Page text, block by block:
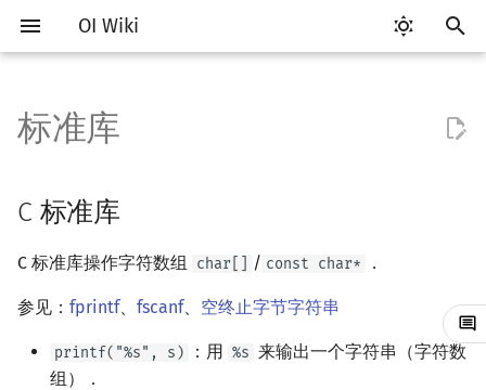
OI Wiki
入
以
搜
索
Getting Started
关于本项目
如何参与
OI Wiki 不是什么
格式手册
比赛相关简介
赛事
题型
学习路线
学习资源
常见错误
常见技巧
工具软件简介
代码编辑工具
VS Code
Atom
Eclipse
评测工具 Cena
CCR Plus
Lemon
命令行
命令行编译与调试
Generator
Validator
Interactor
语言基础简介
C++ 基础
变量
运算
流程控制语句
C++ 标准库 STL 算法
bitset
string
C++ 进阶
值类别
重载运算符
引用
C++ 与其他常用语言的区别
算法基础简介
复杂度
枚举
模拟
递归 & 分治
冒泡排序
插入排序
计数排序
搜索部分简介
DFS（搜索）
BFS（搜索）
双向搜索
启发式搜索
动态规划部分简介
动态规划基础
记忆化搜索
背包 DP
区间 DP
斜率优化
四边形不等式优化
Slope Trick 优化
C 标准库
C++ 标准库
后缀数组简介
最优原地后缀排序算法
数学部分简介
布尔代数
数字系统 平衡三进制
格雷码
位操作
二进制集合操作
素数
最大公约数
欧拉函数
快速傅里叶变换
快速数论变换
快速沃尔什变换
容斥原理
斐波那契数列
错位排列
内积和外积
矩阵
初等变换
环论
域论
Schreier–Sims 算法
随机变量
随机变量的数字特征
概率不等式
零和游戏
非公平组合游戏
高斯消元
牛顿迭代法
数据结构部分简介
栈
队列
链表
哈希表
配对堆
左偏树
块状链表
树分块
Sqrt Tree
李超线段树
猫树
区间最值操作 & 区间历史
Splay 树
WBLT
替罪羊树
可持久化块状数组
可持久化平衡树
可持久化字典树
线段树套平衡树
树状数组套权值线段树
分块套树状数组
Euler Tour Tree
Top Tree
图论部分简介
图论相关概念
图的存储
DFS（图论）
BFS（图论）
树的中心
树的重心
最近公共祖先
k 短路
同余最短路
最小直径生成树
割点和桥
圆方树
点/边连通度
最小割
费用流
上下界网络流
二分图最大权匹配
一般图最大匹配
一般图最大权匹配
计算几何部分简介
二维计算几何基础
三维计算几何基础
距离
Pick 定理
杂项简介
离散化
双指针
离线算法
整体二分
莫队算法
分数规划
爬山算法
模拟退火
RMQ
并查集应用
括号序列
线段树与离线询问
标准库
C 标准库
C 标准库操作字符数组 char[] / const char* ．
参见： fprintf、 fscanf、 空终止字节字符串
printf("%s", s) ：用 %s 来输出一个字符串（字符数
组）．